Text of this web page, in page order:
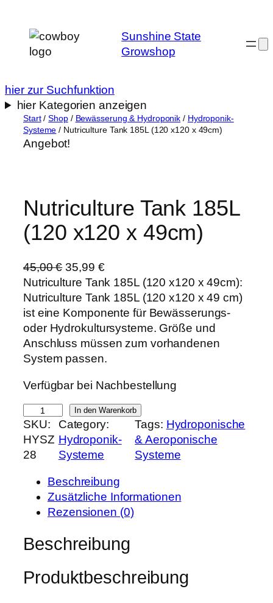
Inhalt
springen
Sunshine State
Growshop
hier zur Suchfunktion
hier Kategorien anzeigen
Start/Shop/ Bewässerung & Hydroponik / Hydroponik-
Systeme / Nutriculture Tank 185L (120 x120 x 49cm)
Angebot!
Nutriculture Tank 185L
(120 x120 x 49cm)
45,00€ U
r
s
p
r
ü
n
l
c
h
e
r
P
r
e
s
a
r
35,99 €A
k
t
u
e
l
l
r
P
r
e
i
s
t
3
,
9
Nutriculture Tank 185L (120 x120 x 49cm):
Nutriculture Tank 185L (120 x120 x 49 cm)
ist eine Komponente für Bewässerungs-
oder Hydrokultursysteme. Größe und
Anschluss müssen zum vorhandenen
System passen.
Verfügbar bei Nachbestellung
u
t
r
u
e
In den Warenkorb
SKU:
HYSZ
28
Category:
Hydroponik-
Systeme
Tags: Hydroponische
& Aeroponische
Systeme
Beschreibung
Zusätzliche Informationen
Rezensionen (0)
Beschreibung
Produktbeschreibung